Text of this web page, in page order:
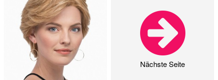
Nächste Seite